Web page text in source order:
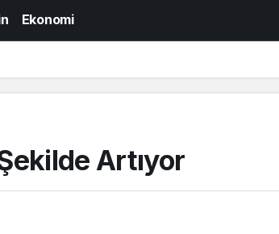
Ekonomi
Gündüz modunu seçin.
Artıyor